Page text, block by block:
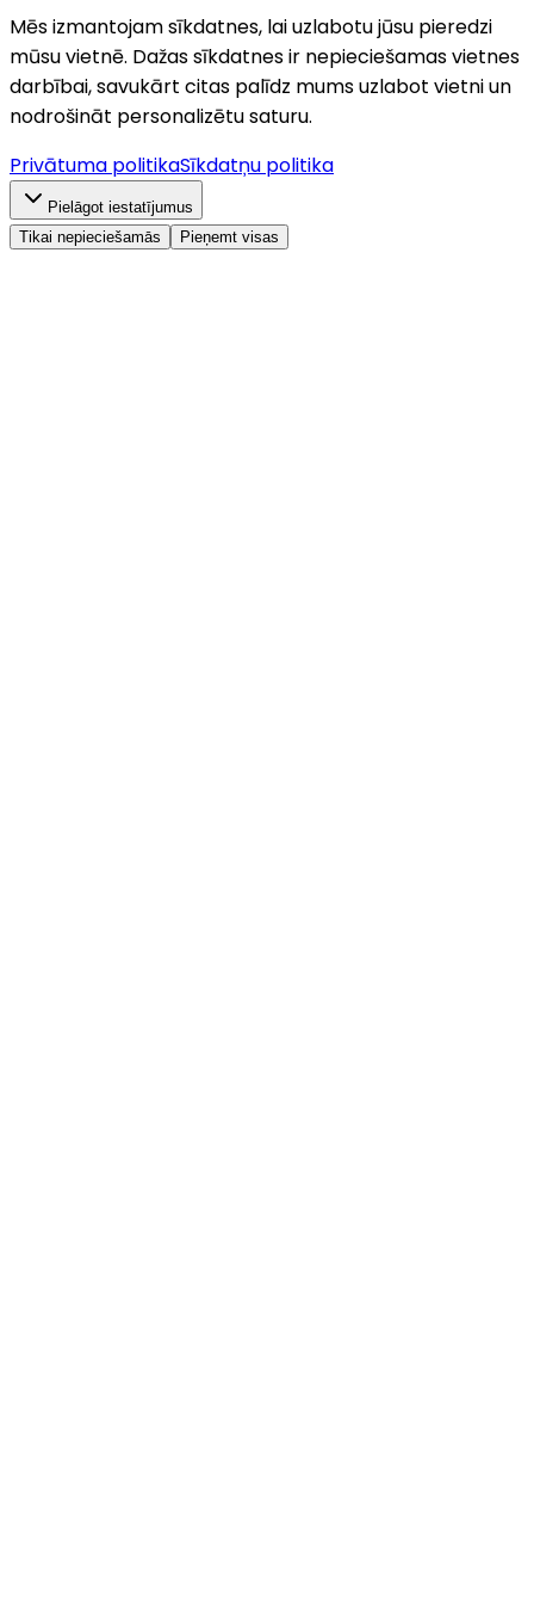
Mēs izmantojam sīkdatnes, lai uzlabotu jūsu pieredzi
mūsu vietnē. Dažas sīkdatnes ir nepieciešamas vietnes
darbībai, savukārt citas palīdz mums uzlabot vietni un
nodrošināt personalizētu saturu.
Privātuma politikaSīkdatņu politika
Pielāgot iestatījumus
Tikai nepieciešamās
Pieņemt visas